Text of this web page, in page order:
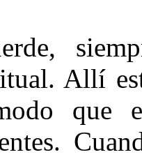
Allí
que